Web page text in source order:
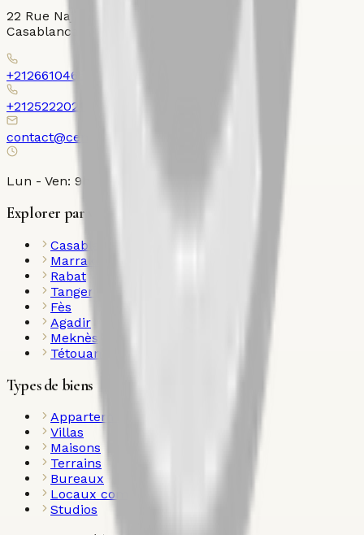
22 Rue Najib Mahfoud, Place Ollier, Gauthier,
Casablanca 20000
+212661046526
+212522202120
contact@century21ollier.com
Lun - Ven: 9h00 - 18h00
Explorer par ville
Casablanca
Marrakech
Rabat
Tanger
Fès
Agadir
Meknès
Tétouan
Types de biens
Appartements
Villas
Maisons
Terrains
Bureaux
Locaux commerciaux
Studios